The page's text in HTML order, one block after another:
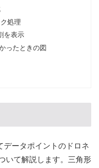
処理
を表示
ったときの図
データポイントのドロネ
いて解説します。三角形